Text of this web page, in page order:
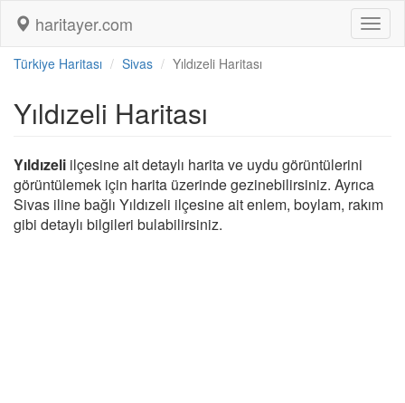
haritayer.com
Türkiye Haritası Sivas Yıldızeli Haritası
Yıldızeli Haritası
Yıldızeli ilçesine ait detaylı harita ve uydu görüntülerini
görüntülemek için harita üzerinde gezinebilirsiniz. Ayrıca
Sivas iline bağlı Yıldızeli ilçesine ait enlem, boylam, rakım
gibi detaylı bilgileri bulabilirsiniz.